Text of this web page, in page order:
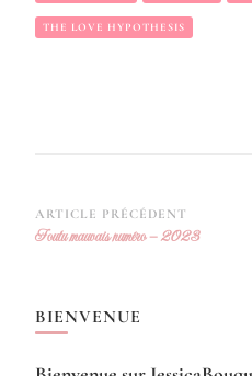
THE LOVE HYPOTHESIS
Navigation
d’article
ARTICLE PRÉCÉDENT
Foutu mauvais numéro – 2023
BIENVENUE